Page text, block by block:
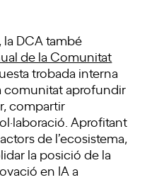
la DCA també
de la Comunitat
trobada interna
comunitat aprofundir
compartir
Aprofitant
de l’ecosistema,
la posició de la
en IA a